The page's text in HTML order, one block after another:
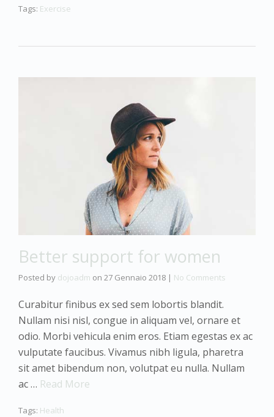
Tags: Exercise
Better support for women
Posted by dojoadm on 27 Gennaio 2018 | No Comments
Curabitur finibus ex sed sem lobortis blandit.
Nullam nisi nisl, congue in aliquam vel, ornare et
odio. Morbi vehicula enim eros. Etiam egestas ex ac
vulputate faucibus. Vivamus nibh ligula, pharetra
sit amet bibendum non, volutpat eu nulla. Nullam
ac … Read More
Tags: Health